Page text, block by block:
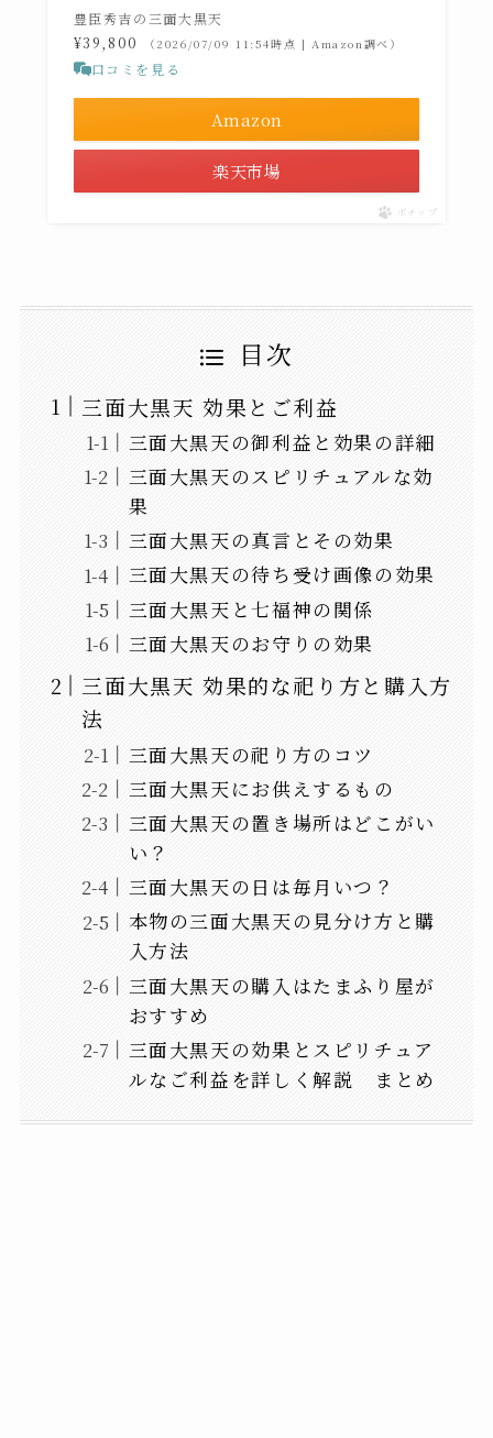
豊臣秀吉の三面大黒天
¥39,800
（2026/07/09 11:54時点 | Amazon調べ）
口コミを見る
Amazon
楽天市場
ポチップ
目次
三面大黒天 効果とご利益
三面大黒天の御利益と効果の詳細
三面大黒天のスピリチュアルな効
果
三面大黒天の真言とその効果
三面大黒天の待ち受け画像の効果
三面大黒天と七福神の関係
三面大黒天のお守りの効果
三面大黒天 効果的な祀り方と購入方
法
三面大黒天の祀り方のコツ
三面大黒天にお供えするもの
三面大黒天の置き場所はどこがい
い？
三面大黒天の日は毎月いつ？
本物の三面大黒天の見分け方と購
入方法
三面大黒天の購入はたまふり屋が
おすすめ
三面大黒天の効果とスピリチュア
ルなご利益を詳しく解説 まとめ